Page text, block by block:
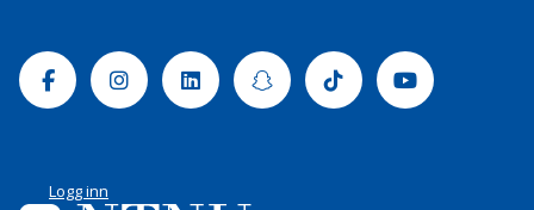
FacebookInstagramLinkedinSnapchatTiktok Youtube
Logg inn